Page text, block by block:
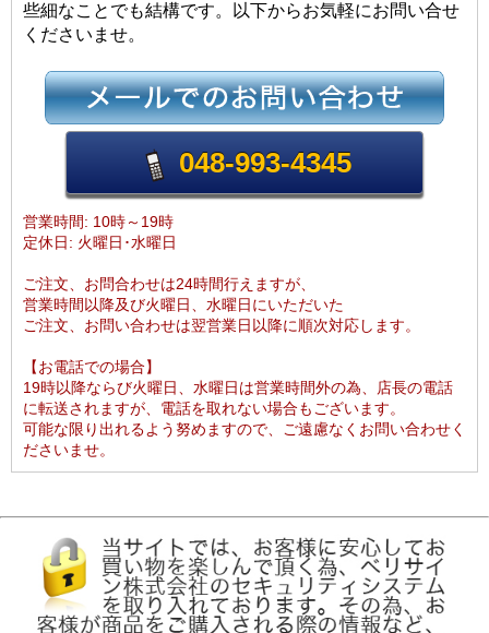
些細なことでも結構です。以下からお気軽にお問い合せ
くださいませ。
048-993-4345
営業時間: 10時～19時
定休日: 火曜日･水曜日
ご注文、お問合わせは24時間行えますが、
営業時間以降及び火曜日、水曜日にいただいた
ご注文、お問い合わせは翌営業日以降に順次対応します。
【お電話での場合】
19時以降ならび火曜日、水曜日は営業時間外の為、店長の電話
に転送されますが、電話を取れない場合もございます。
可能な限り出れるよう努めますので、ご遠慮なくお問い合わせく
ださいませ。